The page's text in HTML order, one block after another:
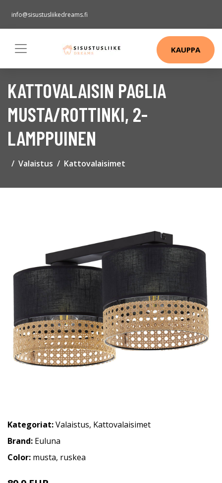
info@sisustusliikedreams.fi
KAUPPA
KATTOVALAISIN PAGLIA
MUSTA/ROTTINKI, 2-
LAMPPUINEN
Valaistus Kattovalaisimet
Kategoriat:Valaistus, Kattovalaisimet
Brand: Euluna
Color: musta, ruskea